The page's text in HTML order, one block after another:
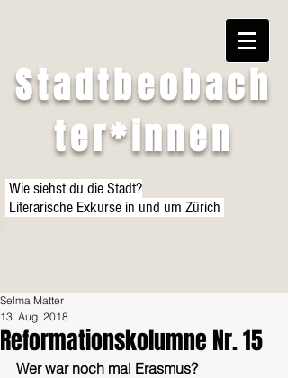
Stadtbeobach
ter*innen
Wie siehst du die Stadt?
Literarische Exkurse in und um Zürich
Reformationskolumne Nr. 15
Selma Matter
13. Aug. 2018
Wer war noch mal Erasmus?